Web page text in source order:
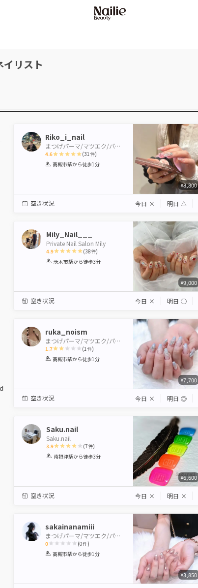
リスト
Riko_i_nail
まつげパーマ/マツエク/パリジェンヌ/眉毛/アイブロウ EYE STUDIO&W NAIL 高槻店
4.6
1 2 3 4 5
(31件)
高槻市駅から徒歩1分
¥8,800
空き状況 今日 × 明日 △
Mily_Nail___
Private Nail Salon Mily
4.9
1 2 3 4 5
(38件)
茨木市駅から徒歩3分
¥9,000
空き状況 今日 × 明日 ◯
ruka_noism
まつげパーマ/マツエク/パリジェンヌ/眉毛/アイブロウ EYE STUDIO&W NAIL 高槻店
1.7
1 2 3 4 5
(1 件)
高槻市駅から徒歩1分
¥7,700
空き状況 今日 × 明日 ◎
Saku.nail
Saku.nail
3.9
1 2 3 4 5
(7件)
南摂津駅から徒歩3分
¥6,600
空き状況 今日 × 明日 ×
sakainanamiii
まつげパーマ/マツエク/パリジェンヌ/眉毛/アイブロウ EYE STUDIO&W NAIL 高槻店
0
1 2 3 4 5
(0件)
高槻市駅から徒歩1分
¥3,850